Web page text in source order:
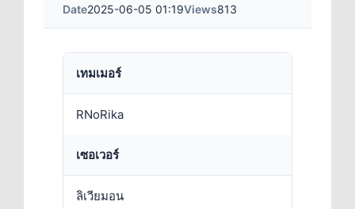
Date2025-06-05 01:19Views813
เทมเมอร์
RNoRika
เซอเวอร์
ลิเวียมอน